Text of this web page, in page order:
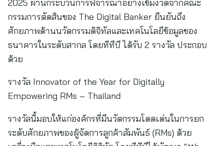
2025 ผ่านกระบวนการพิจารณาอย่างเข้มงวดจากคณะ
กรรมการตัดสินของ The Digital Banker ยืนยันถึง
ศักยภาพด้านนวัตกรรมดิจิทัลและเทคโนโลยีข้อมูลของ
ธนาคารในระดับสากล โดยทีทีบี ได้รับ 2 รางวัล ประกอบ
ด้วย
รางวัล Innovator of the Year for Digitally
Empowering RMs – Thailand
รางวัลนี้มอบให้แก่องค์กรที่มีนวัตกรรมโดดเด่นในการยก
ระดับศักยภาพของผู้จัดการลูกค้าสัมพันธ์ (RMs) ด้วย